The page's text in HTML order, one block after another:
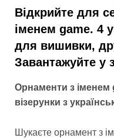
Відкрийте для
іменем game. 4
для вишивки,
Завантажуйте у
Орнаменти з іменем
візерунки з
Шукаєте орнамент з